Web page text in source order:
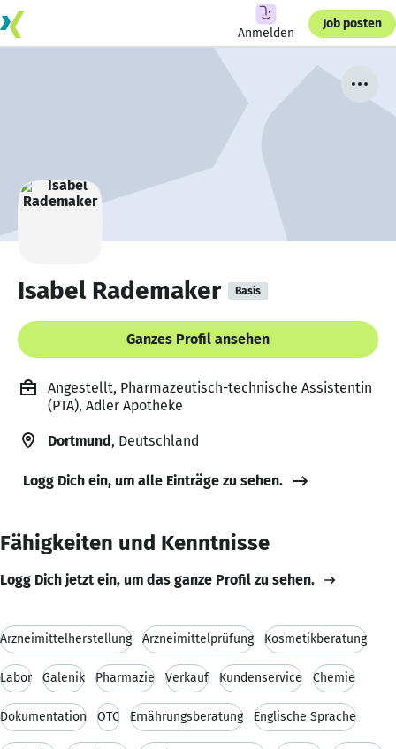
Anmelden
Job posten
Isabel Rademaker Basis
Ganzes Profil ansehen
Angestellt, Pharmazeutisch-technische Assistentin
(PTA), Adler Apotheke
Dortmund, Deutschland
Logg Dich ein, um alle Einträge zu sehen.
Fähigkeiten und Kenntnisse
Logg Dich jetzt ein, um das ganze Profil zu sehen.
Arzneimittelherstellung Arzneimittelprüfung Kosmetikberatung
Labor Galenik Pharmazie Verkauf Kundenservice Chemie
Dokumentation OTC Ernährungsberatung Englische Sprache